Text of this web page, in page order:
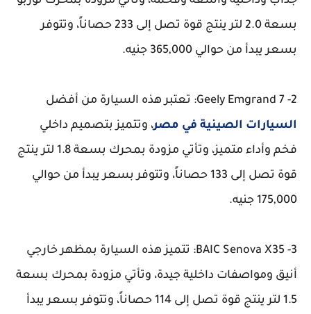
بسعة 2.0 لتر ينتج قوة تصل إلى 233 حصاناً، وتتوفر
بسعر يبدأ من حوالي 365,000 جنيه.
2- Geely Emgrand 7: تعتبر هذه السيارة من أفضل
السيارات الصينية في مصر، وتتميز بتصميم داخلي
فخم وأداء متميز، وتأتي مزودة بمحرك بسعة 1.8 لتر ينتج
قوة تصل إلى 133 حصاناً، وتتوفر بسعر يبدأ من حوالي
175,000 جنيه.
3- BAIC Senova X35: تتميز هذه السيارة بمظهر خارجي
أنيق ومواصفات داخلية جيدة، وتأتي مزودة بمحرك بسعة
1.5 لتر ينتج قوة تصل إلى 114 حصاناً، وتتوفر بسعر يبدأ